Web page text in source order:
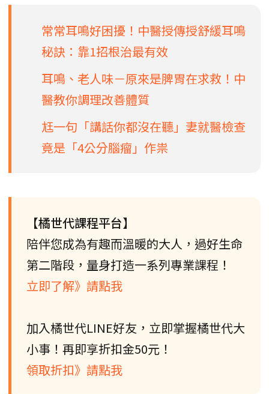
常常耳鳴好困擾！中醫授傳授舒緩耳鳴
秘訣：靠1招根治最有效
耳鳴、老人味－原來是脾胃在求救！中
醫教你調理改善體質
尪一句「講話你都沒在聽」妻就醫檢查
竟是「4公分腦瘤」作祟
【橘世代課程平台】
陪伴您成為有趣而溫暖的大人，過好生命
第二階段，量身打造一系列專業課程！
立即了解》請點我
加入橘世代LINE好友，立即掌握橘世代大
小事！再即享折扣金50元！
領取折扣》請點我